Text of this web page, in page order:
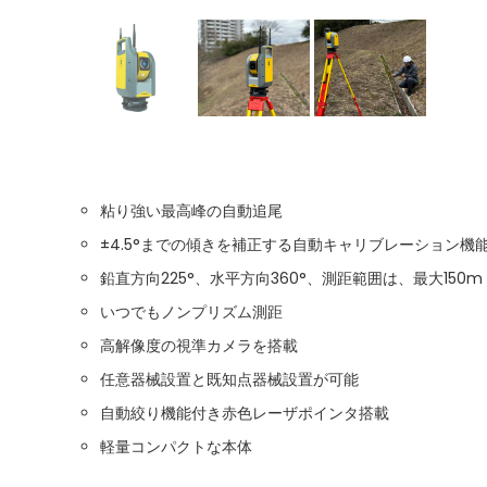
粘り強い最高峰の自動追尾
±4.5°までの傾きを補正する自動キャリブレーション機
鉛直方向225°、水平方向360°、測距範囲は、最大150m
いつでもノンプリズム測距
高解像度の視準カメラを搭載
任意器械設置と既知点器械設置が可能
自動絞り機能付き赤色レーザポインタ搭載
軽量コンパクトな本体